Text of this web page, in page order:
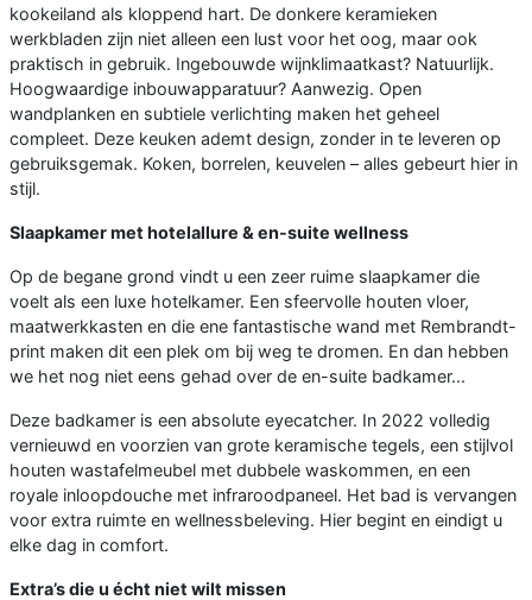
kookeiland als kloppend hart. De donkere keramieken
werkbladen zijn niet alleen een lust voor het oog, maar ook
praktisch in gebruik. Ingebouwde wijnklimaatkast? Natuurlijk.
Hoogwaardige inbouwapparatuur? Aanwezig. Open
wandplanken en subtiele verlichting maken het geheel
compleet. Deze keuken ademt design, zonder in te leveren op
gebruiksgemak. Koken, borrelen, keuvelen – alles gebeurt hier in
stijl.
Slaapkamer met hotelallure & en-suite wellness
Op de begane grond vindt u een zeer ruime slaapkamer die
voelt als een luxe hotelkamer. Een sfeervolle houten vloer,
maatwerkkasten en die ene fantastische wand met Rembrandt-
print maken dit een plek om bij weg te dromen. En dan hebben
we het nog niet eens gehad over de en-suite badkamer...
Deze badkamer is een absolute eyecatcher. In 2022 volledig
vernieuwd en voorzien van grote keramische tegels, een stijlvol
houten wastafelmeubel met dubbele waskommen, en een
royale inloopdouche met infraroodpaneel. Het bad is vervangen
voor extra ruimte en wellnessbeleving. Hier begint en eindigt u
elke dag in comfort.
Extra’s die u écht niet wilt missen